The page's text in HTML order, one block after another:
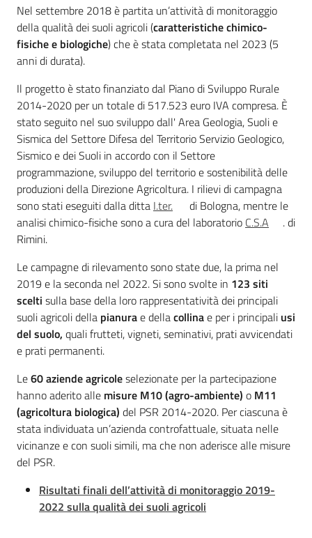
Piani Programmi
Progetti
Nel settembre 2018 è partita un’attività di monitoraggio
della qualità dei suoli agricoli (caratteristiche chimico-
fisiche e biologiche) che è stata completata nel 2023 (5
anni di durata).
Il progetto è stato finanziato dal Piano di Sviluppo Rurale
2014-2020 per un totale di 517.523 euro IVA compresa. È
stato seguito nel suo sviluppo dall' Area Geologia, Suoli e
Sismica del Settore Difesa del Territorio Servizio Geologico,
Sismico e dei Suoli in accordo con il Settore
programmazione, sviluppo del territorio e sostenibilità delle
produzioni della Direzione Agricoltura. I rilievi di campagna
sono stati eseguiti dalla ditta I.ter.
di Bologna, mentre le
analisi chimico-fisiche sono a cura del laboratorio C.S.A
. di
Rimini.
Le campagne di rilevamento sono state due, la prima nel
2019 e la seconda nel 2022. Si sono svolte in 123 siti
scelti sulla base della loro rappresentatività dei principali
suoli agricoli della pianurae dellacollinae per i principali usi
del suolo, quali frutteti, vigneti, seminativi, prati avvicendati
e prati permanenti.
Le60 aziende agricoleselezionate per la partecipazione
hanno aderito alle misure M10 (agro-ambiente) o M11
(agricoltura biologica) del PSR 2014-2020. Per ciascuna è
stata individuata un’azienda controfattuale, situata nelle
vicinanze e con suoli simili, ma che non aderisce alle misure
del PSR.
Risultati finali dell’attività di monitoraggio 2019-
2022 sulla qualità dei suoli agricoli